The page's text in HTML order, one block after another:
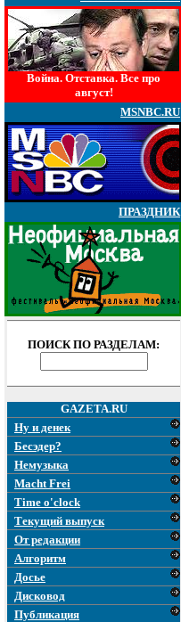
Война. Отставка. Все про
август!
MSNBC.RU
ПРАЗДНИК
ПОИСК ПО РАЗДЕЛАМ:
GAZETA.RU
Ну и денек
Бесэдер?
Немузыка
Macht Frei
Time o'clock
Текущий выпуск
От редакции
Алгоритм
Досье
Дисковод
Публикация